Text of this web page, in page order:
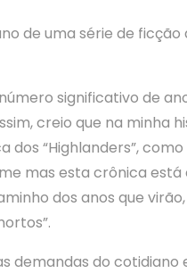
de uma série de ficção
significativo de
creio que na minha
“Highlanders”,
mas esta crônica está
dos anos que
demandas do cotidiano